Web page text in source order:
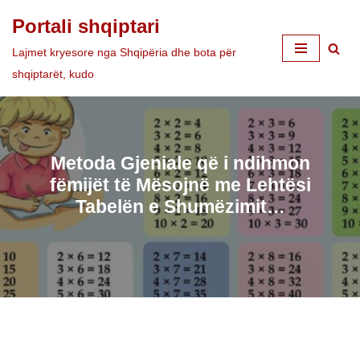
Skip
to
Portali shqiptari
Lajmet kryesore nga Shqipëria dhe bota për
shqiptarët, kudo
Metoda Gjeniale që i ndihmon
fëmijët të Mësojnë me Lehtësi
Tabelën e Shumëzimit…